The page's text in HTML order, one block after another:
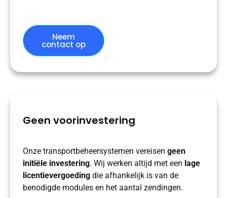
Neem
contact op
Geen voorinvestering
Onze transportbeheersystemen vereisen geen
initiële investering. Wij werken altijd met een lage
licentievergoeding die afhankelijk is van de
benodigde modules en het aantal zendingen.